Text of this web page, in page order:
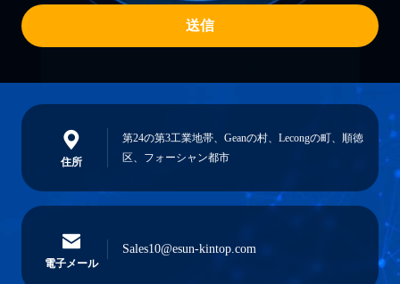
送信
住所
第24の第3工業地帯、Geanの村、Lecongの町、順徳
区、フォーシャン都市
電子メール
Sales10@esun-kintop.com